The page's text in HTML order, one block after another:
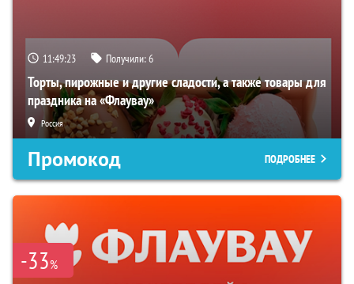
11:49:22 Получили:6
Торты, пирожные и другие сладости, а также товары для
праздника на «Флаувау»
Россия
Промокод ПОДРОБНЕЕ
-33%